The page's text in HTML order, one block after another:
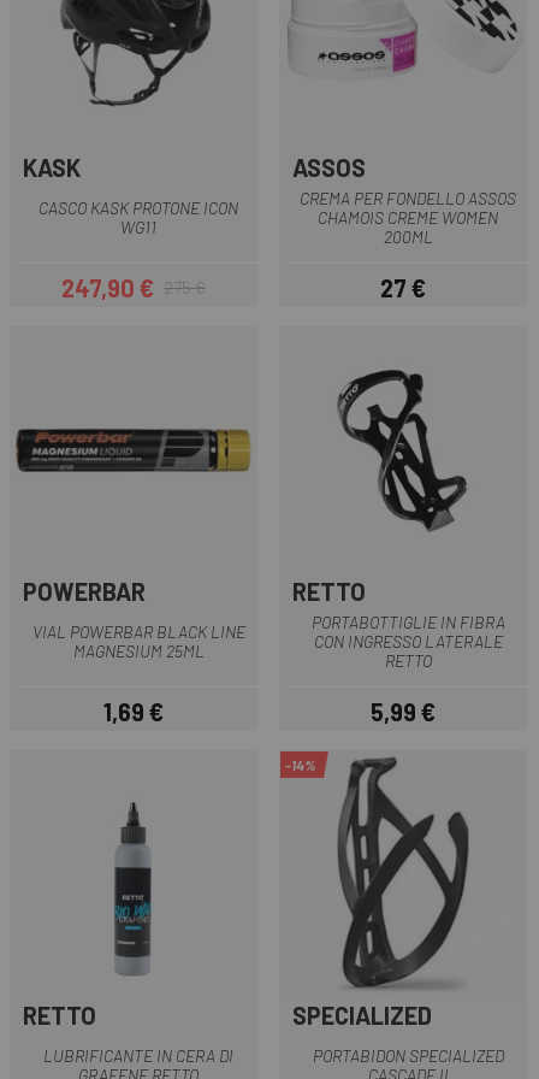
KASK
CASCO KASK PROTONE ICON
WG11
Prezzo
247,90 €Prezzo base
275 €
ASSOS
CREMA PER FONDELLO ASSOS
CHAMOIS CREME WOMEN
200ML
Prezzo
27 €
POWERBAR
VIAL POWERBAR BLACK LINE
MAGNESIUM 25ML
Prezzo
1,69 €
RETTO
PORTABOTTIGLIE IN FIBRA
CON INGRESSO LATERALE
RETTO
Prezzo
5,99 €
RETTO
LUBRIFICANTE IN CERA DI
GRAFENE RETTO
-14%
SPECIALIZED
PORTABIDON SPECIALIZED
CASCADE II